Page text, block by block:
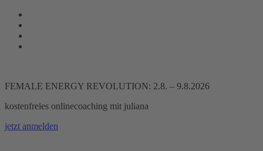
Zum
Inhalt
springen
FEMALE ENERGY REVOLUTION: 2.8. – 9.8.2026
kostenfreies onlinecoaching mit juliana
jetzt anmelden